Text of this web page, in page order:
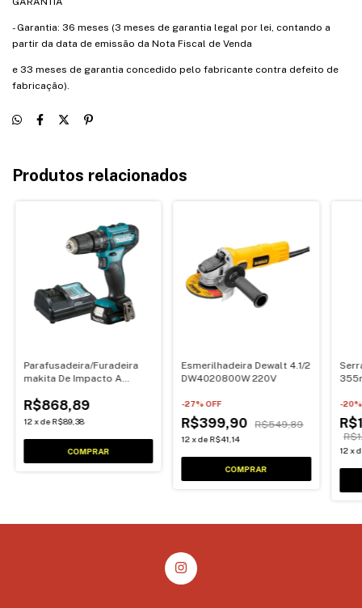
- Garantia: 36 meses (3 meses de garantia legal por lei, contando a
partir da data de emissão da Nota Fiscal de Venda
e 33 meses de garantia concedido pelo fabricante contra defeito de
fabricação).
Produtos relacionados
Parafusadeira/Furadeira
makita De Impacto A
Bivolt
R$868,89
12xdeR$89,38
Esmerilhadeira Dewalt 4.1/2
DW4020800W 220V
-27% OFF
R$399,90 R$549,89
12 xdeR$41,14
-20
12x